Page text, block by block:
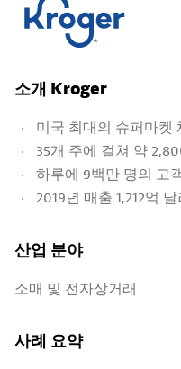
소개 Kroger
미국 최대의 슈퍼마켓
35개 주에 걸쳐 약
하루에 9백만 명의 고
2019년 매출 1,212억 달
산업 분야
소매 및 전자상거래​
사례 요약